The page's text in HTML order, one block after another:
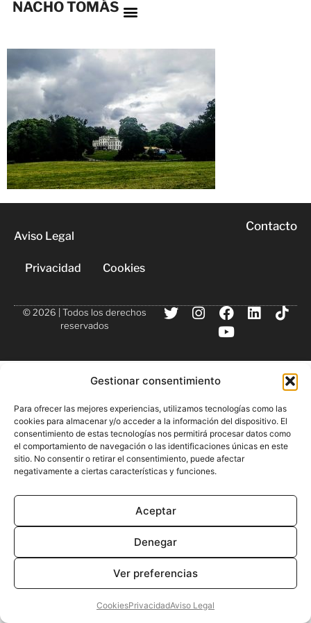
Gestionar consentimiento
Para ofrecer las mejores experiencias, utilizamos tecnologías como las
cookies para almacenar y/o acceder a la información del dispositivo. El
consentimiento de estas tecnologías nos permitirá procesar datos como
el comportamiento de navegación o las identificaciones únicas en este
sitio. No consentir o retirar el consentimiento, puede afectar
negativamente a ciertas características y funciones.
Aceptar
Denegar
Ver preferencias
CookiesPrivacidadAviso Legal
NACHO TOMÁS
Aviso Legal
Privacidad Cookies
Contacto
© 2026 | Todos los derechos
reservados